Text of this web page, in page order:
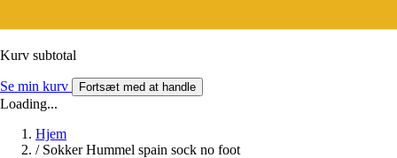
Kurv subtotal
Se min kurv Fortsæt med at handle
Loading...
Hjem
/ Sokker Hummel spain sock no foot